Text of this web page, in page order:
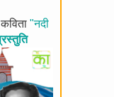
"नदी